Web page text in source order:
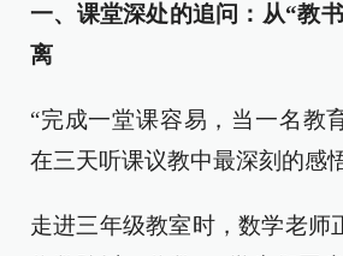
一、课堂深处的追问：从“教
离
“完成一堂课容易，当一名教
在三天听课议教中最深刻的感悟
走进三年级教室时，数学老师